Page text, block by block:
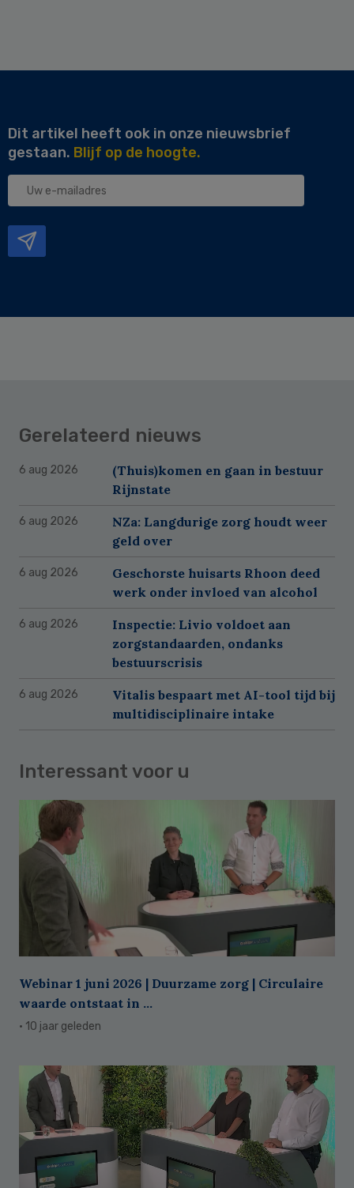
Dit artikel heeft ook in onze nieuwsbrief
gestaan. Blijf op de hoogte.
Uw
Gerelateerd nieuws
6 aug 2026
(Thuis)komen en gaan in bestuur
Rijnstate
6 aug 2026
NZa: Langdurige zorg houdt weer
geld over
6 aug 2026
Geschorste huisarts Rhoon deed
werk onder invloed van alcohol
6 aug 2026
Inspectie: Livio voldoet aan
zorgstandaarden, ondanks
bestuurscrisis
6 aug 2026
Vitalis bespaart met AI-tool tijd bij
multidisciplinaire intake
Interessant voor u
Webinar 1 juni 2026 | Duurzame zorg | Circulaire
waarde ontstaat in ...
· 10 jaar geleden